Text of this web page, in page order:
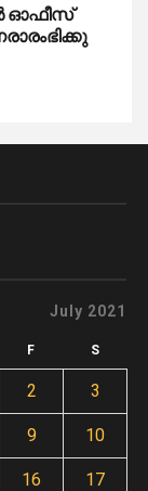
ഓഫീസ്
July 2021
F S
2 3
9 10
16 17